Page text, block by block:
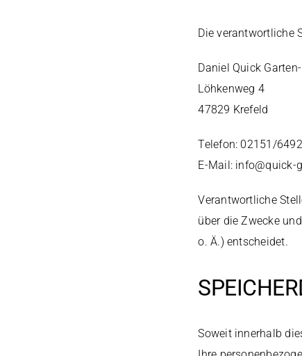
Die verantwortliche
Daniel Quick
Löhkenweg 4
47829 Krefeld
Telefon: 02151/
E-Mail: info@quick-
Verantwortliche
über die Zwecke
o. Ä.) entscheidet.
Soweit innerhalb